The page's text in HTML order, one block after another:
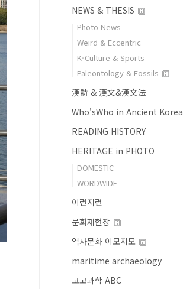
NEWS & THESIS
Photo News
Weird & Eccentric
K-Culture & Sports
Paleontology & Fossils
漢詩 & 漢文&漢文法
Who'sWho in Ancient Korea
READING HISTORY
HERITAGE in PHOTO
DOMESTIC
WORDWIDE
이런저런
문화재현장
역사문화 이모저모
maritime archaeology
고고과학 ABC